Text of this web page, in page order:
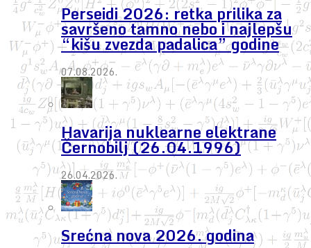
Perseidi 2026: retka prilika za
savršeno tamno nebo i najlepšu
“kišu zvezda padalica” godine
07.08.2026.
Havarija nuklearne elektrane
Černobilj (26.04.1996)
26.04.2026.
Srećna nova 2026. godina